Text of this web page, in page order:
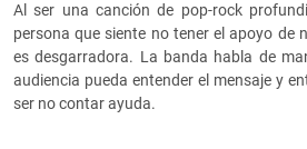
Al ser una canción de pop-rock
persona que siente no tener el apoyo de
es desgarradora. La banda habla de
audiencia pueda entender el mensaje y
ser no contar ayuda.